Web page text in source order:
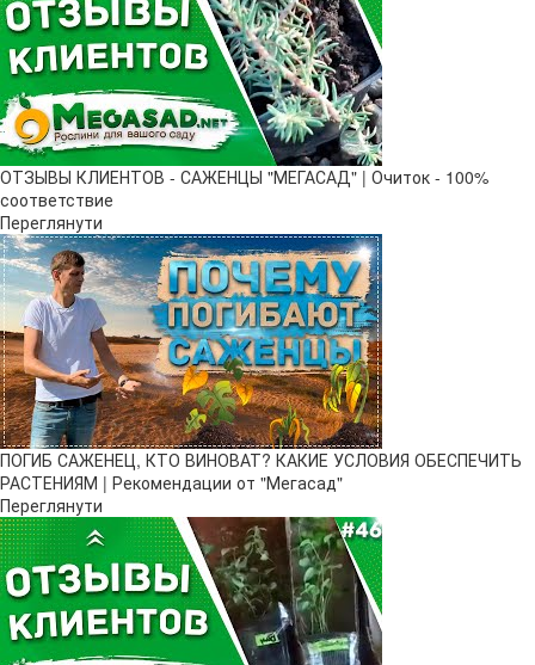
ОТЗЫВЫ КЛИЕНТОВ - САЖЕНЦЫ "МЕГАСАД" | Очиток - 100%
соответствие
Переглянути
ПОГИБ САЖЕНЕЦ, КТО ВИНОВАТ? КАКИЕ УСЛОВИЯ ОБЕСПЕЧИТЬ
РАСТЕНИЯМ | Рекомендации от "Мегасад"
Переглянути